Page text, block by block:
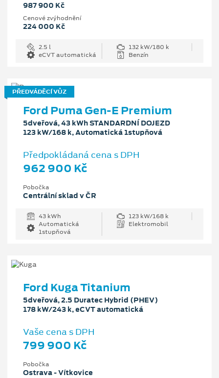
987 900 Kč
Cenové zvýhodnění
224 000 Kč
2.5 l
132 kW/180 k
eCVT automatická
Benzín
PŘEDVÁDĚCÍ VŮZ
Ford Puma Gen-E Premium
5dveřová, 43 kWh STANDARDNÍ DOJEZD
123 kW/168 k, Automatická 1stupňová
Předpokládaná cena s DPH
962 900 Kč
Pobočka
Centrální sklad v ČR
43 kWh
123 kW/168 k
Automatická
1stupňová
Elektromobil
Ford Kuga Titanium
5dveřová, 2.5 Duratec Hybrid (PHEV)
178 kW/243 k, eCVT automatická
Vaše cena s DPH
799 900 Kč
Pobočka
Ostrava - Vítkovice